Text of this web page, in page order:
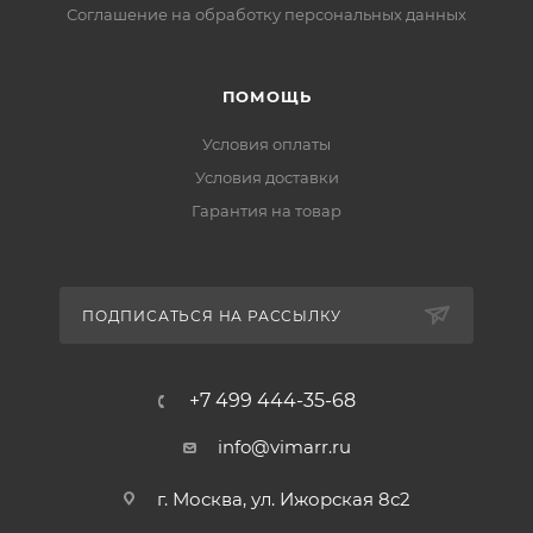
Соглашение на обработку персональных данных
ПОМОЩЬ
Условия оплаты
Условия доставки
Гарантия на товар
ПОДПИСАТЬСЯ НА РАССЫЛКУ
+7 499 444-35-68
info@vimarr.ru
г. Москва, ул. Ижорская 8с2